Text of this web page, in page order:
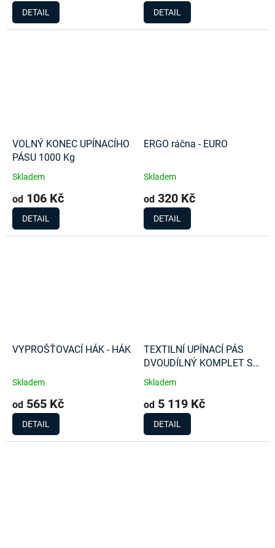
DETAIL DETAIL
VOLNÝ KONEC UPÍNACÍHO
PÁSU 1000 Kg
Skladem
od 106 Kč
DETAIL
ERGO ráčna - EURO
Skladem
od 320 Kč
DETAIL
VYPROŠŤOVACÍ HÁK - HÁK
Skladem
od 565 Kč
DETAIL
TEXTILNÍ UPÍNACÍ PÁS
DVOUDÍLNÝ KOMPLET S
RÁČNOU 20t
Skladem
od 5 119 Kč
DETAIL